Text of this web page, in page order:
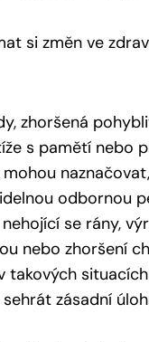
si změn ve
zhoršená
s pamětí nebo
odbornou
se rány,
nebo zhoršení
takových
zásadní